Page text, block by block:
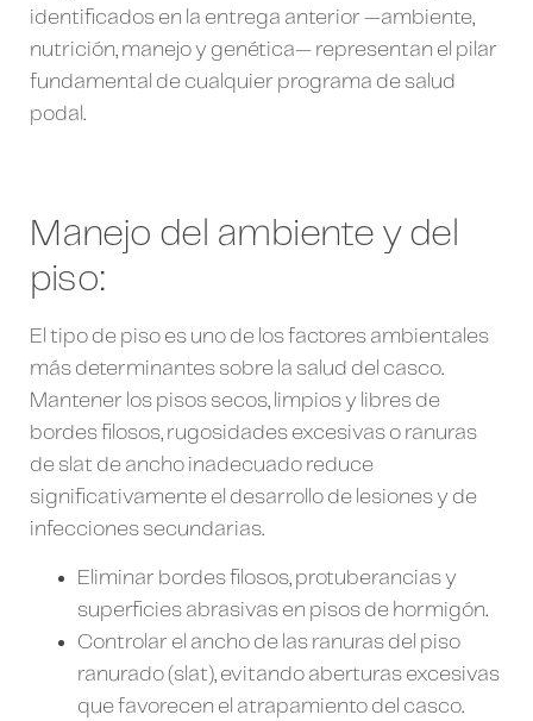
identificados en la entrega anterior —ambiente,
nutrición, manejo y genética— representan el pilar
fundamental de cualquier programa de salud
podal.
Manejo del ambiente y del
piso:
El tipo de piso es uno de los factores ambientales
más determinantes sobre la salud del casco.
Mantener los pisos secos, limpios y libres de
bordes filosos, rugosidades excesivas o ranuras
de slat de ancho inadecuado reduce
significativamente el desarrollo de lesiones y de
infecciones secundarias.
Eliminar bordes filosos, protuberancias y
superficies abrasivas en pisos de hormigón.
Controlar el ancho de las ranuras del piso
ranurado (slat), evitando aberturas excesivas
que favorecen el atrapamiento del casco.